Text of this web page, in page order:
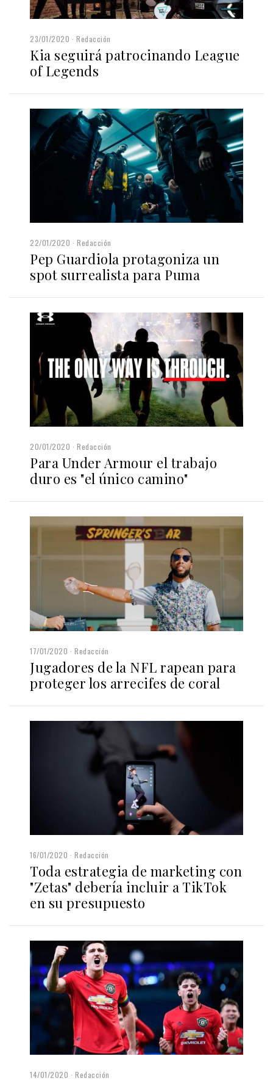
23/01/2020 Redacción
Kia seguirá patrocinando League
of Legends
22/01/2020 Redacción
Pep Guardiola protagoniza un
spot surrealista para Puma
20/01/2020 Redacción
Para Under Armour el trabajo
duro es "el único camino"
17/01/2020 Redacción
Jugadores de la NFL rapean para
proteger los arrecifes de coral
16/01/2020 Redacción
Toda estrategia de marketing con
"Zetas" debería incluir a TikTok
en su presupuesto
14/01/2020 Redacción